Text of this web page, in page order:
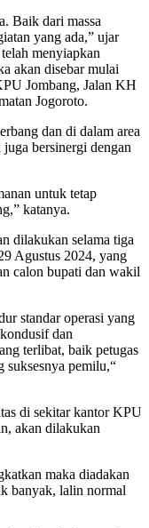
Baik dari massa
yang ada,” ujar
menyiapkan
akan disebar mulai
Jombang, Jalan KH
Jogoroto.
dan di dalam area
bersinergi dengan
untuk tetap
katanya.
dilakukan selama tiga
Agustus 2024, yang
calon bupati dan wakil
standar operasi yang
dan
terlibat, baik petugas
suksesnya pemilu,“
di sekitar kantor KPU
akan dilakukan
maka diadakan
banyak, lalin normal